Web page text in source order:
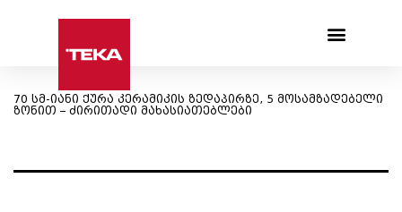
70 სმ-იანი ქურა კერამიკის ზედაპირზე, 5 მოსამზადებელი
ზონით – ძირითადი მახასიათებლები